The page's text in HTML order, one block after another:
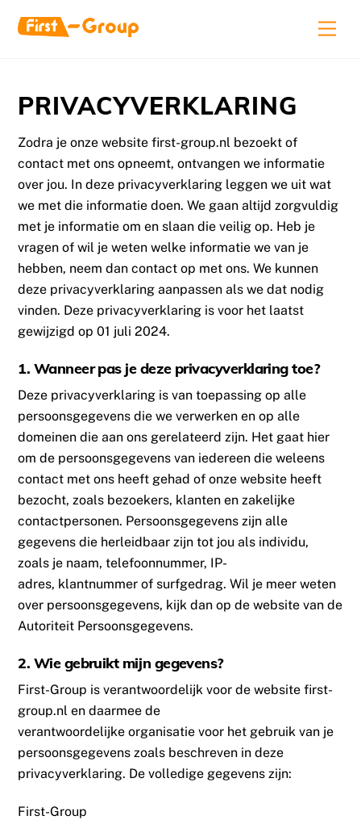
PRIVACYVERKLARING
Zodra je onze website first-group.nl bezoekt of
contact met ons opneemt, ontvangen we informatie
over jou. In deze privacyverklaring leggen we uit wat
we met die informatie doen. We gaan altijd zorgvuldig
met je informatie om en slaan die veilig op. Heb je
vragen of wil je weten welke informatie we van je
hebben, neem dan contact op met ons. We kunnen
deze privacyverklaring aanpassen als we dat nodig
vinden. Deze privacyverklaring is voor het laatst
gewijzigd op 01 juli 2024.
1. Wanneer pas je deze privacyverklaring toe?
Deze privacyverklaring is van toepassing op alle
persoonsgegevens die we verwerken en op alle
domeinen die aan ons gerelateerd zijn. Het gaat hier
om de persoonsgegevens van iedereen die weleens
contact met ons heeft gehad of onze website heeft
bezocht, zoals bezoekers, klanten en zakelijke
contactpersonen. Persoonsgegevens zijn alle
gegevens die herleidbaar zijn tot jou als individu,
zoals je naam, telefoonnummer, IP-
adres, klantnummer of surfgedrag. Wil je meer weten
over persoonsgegevens, kijk dan op de website van de
Autoriteit Persoonsgegevens.
2. Wie gebruikt mijn gegevens?
First-Group is verantwoordelijk voor de website first-
group.nl en daarmee de
verantwoordelijke organisatie voor het gebruik van je
persoonsgegevens zoals beschreven in deze
privacyverklaring. De volledige gegevens zijn:
First-Group